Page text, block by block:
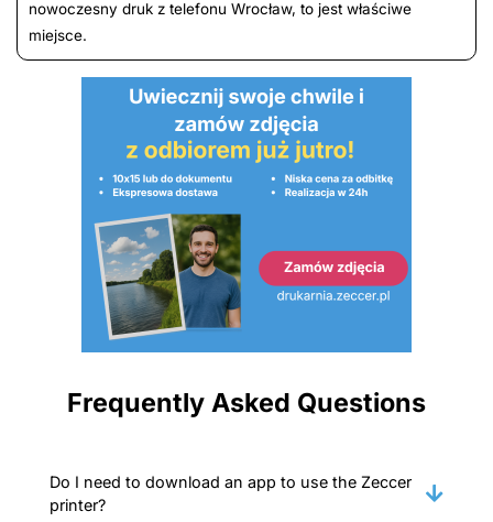
nowoczesny druk z telefonu Wrocław, to jest właściwe
miejsce.
Frequently Asked Questions
Do I need to download an app to use the Zeccer
printer?